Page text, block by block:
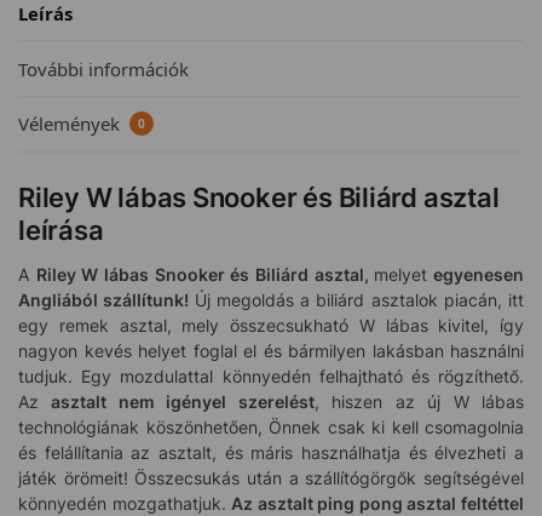
Leírás
További információk
Vélemények 0
Riley W lábas Snooker és Biliárd asztal
leírása
A Riley W lábas Snooker és Biliárd asztal, melyet egyenesen
Angliából szállítunk! Új megoldás a biliárd asztalok piacán, itt
egy remek asztal, mely összecsukható W lábas kivitel, így
nagyon kevés helyet foglal el és bármilyen lakásban használni
tudjuk. Egy mozdulattal könnyedén felhajtható és rögzíthető.
Azasztalt nem igényel szerelést, hiszen az új W lábas
technológiának köszönhetően, Önnek csak ki kell csomagolnia
és felállítania az asztalt, és máris használhatja és élvezheti a
játék örömeit! Összecsukás után a szállítógörgők segítségével
könnyedén mozgathatjuk. Az asztalt ping pong asztal feltéttel